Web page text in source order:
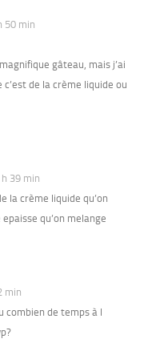
50 min
gâteau, mais j’ai
de la crème liquide ou
39 min
la crème liquide qu’on
qu’on melange
min
combien de temps à l